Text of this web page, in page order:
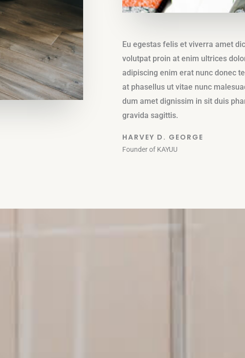
Eu egestas felis et viverra amet
volutpat proin at enim ultrices
adipiscing enim erat nunc donec
at phasellus ut vitae nunc
dum amet dignissim in sit duis
gravida sagittis.
HARVEY D. GEORGE
Founder of KAYUU